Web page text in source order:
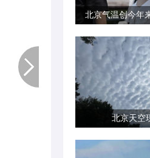
北京气温创今年
北京天空